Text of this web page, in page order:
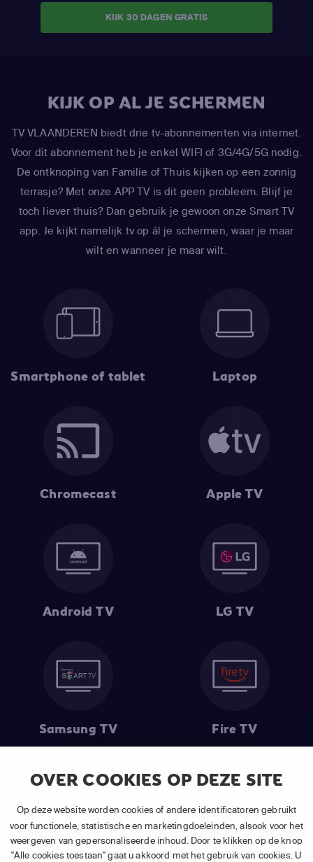
OVER COOKIES OP DEZE SITE
Op deze website worden cookies of andere identificatoren gebruikt
voor functionele, statistische en marketingdoeleinden, alsook voor het
weergeven van gepersonaliseerde inhoud. Door te klikken op de knop
"Alle cookies toestaan" gaat u akkoord met het gebruik van cookies. U
KIJK 30 DAGEN GRATIS
KIJK OP AL JE SCHERMEN
TV VLAANDEREN biedt drie tv-abonnementen via internet.
Voor dit abonnement heb je enkel WIFI of 3G/4G/5G nodig.
De ontknoping van Familie of Thuis kijken op een zonnig
terrasje? Met onze APP TV is dit geen probleem. Blijf je
toch liever thuis? Dan gebruik je gewoon onze Smart TV
app. Je kijkt namelijk tv op ál je schermen, waar je maar
wilt en wanneer je maar wilt.
Smartphone of tablet Laptop
Chromecast Apple TV
Android TV LG TV
Samsung TV Fire TV
(1) De eerste 30 dagen gratis: Geldig op alle nieuwe abonnementen
van APP TV Light, Basic of Plus.
(2) Prijs abonnement : Incl. BTW.
(3) Restart & Replayis beschikbaar voorvolgende zendersafhankelijk